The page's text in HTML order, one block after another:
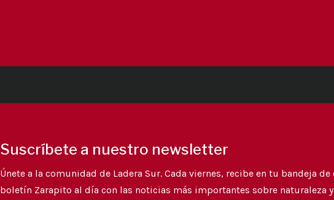
Suscríbete a nuestro newsletter
Únete a la comunidad de Ladera Sur. Cada viernes, recibe en tu bandeja de
boletín Zarapito al día con las noticias más importantes sobre naturaleza